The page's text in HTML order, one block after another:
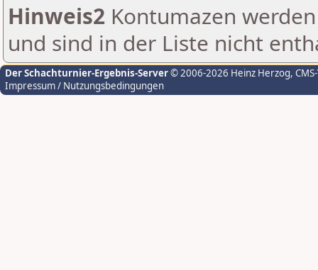
Hinweis2 Kontumazen
und sind in der Liste nicht
Der Schachturnier-Ergebnis-Server© 2006-2026 Heinz Herzog,
Impressum / Nutzungsbedingungen